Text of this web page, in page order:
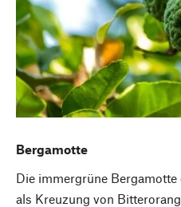
Bergamotte
Die immergrüne
als Kreuzung von